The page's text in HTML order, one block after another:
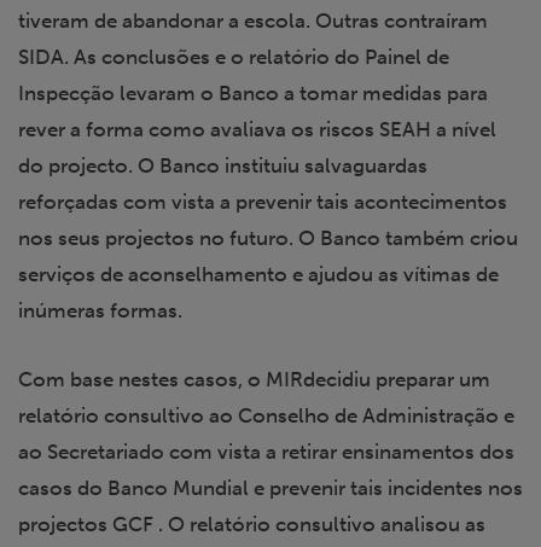
tiveram de abandonar a escola. Outras contraíram
SIDA. As conclusões e o relatório do Painel de
Inspecção levaram o Banco a tomar medidas para
rever a forma como avaliava os riscos SEAH a nível
do projecto. O Banco instituiu salvaguardas
reforçadas com vista a prevenir tais acontecimentos
nos seus projectos no futuro. O Banco também criou
serviços de aconselhamento e ajudou as vítimas de
inúmeras formas.
Com base nestes casos, o MIRdecidiu preparar um
relatório consultivo ao Conselho de Administração e
ao Secretariado com vista a retirar ensinamentos dos
casos do Banco Mundial e prevenir tais incidentes nos
projectos GCF . O relatório consultivo analisou as